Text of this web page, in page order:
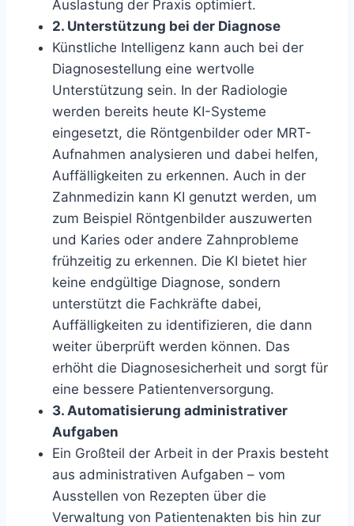
Auslastung der Praxis optimiert.
2. Unterstützung bei der Diagnose
Künstliche Intelligenz kann auch bei der
Diagnosestellung eine wertvolle
Unterstützung sein. In der Radiologie
werden bereits heute KI-Systeme
eingesetzt, die Röntgenbilder oder MRT-
Aufnahmen analysieren und dabei helfen,
Auffälligkeiten zu erkennen. Auch in der
Zahnmedizin kann KI genutzt werden, um
zum Beispiel Röntgenbilder auszuwerten
und Karies oder andere Zahnprobleme
frühzeitig zu erkennen. Die KI bietet hier
keine endgültige Diagnose, sondern
unterstützt die Fachkräfte dabei,
Auffälligkeiten zu identifizieren, die dann
weiter überprüft werden können. Das
erhöht die Diagnosesicherheit und sorgt für
eine bessere Patientenversorgung.
3. Automatisierung administrativer
Aufgaben
Ein Großteil der Arbeit in der Praxis besteht
aus administrativen Aufgaben – vom
Ausstellen von Rezepten über die
Verwaltung von Patientenakten bis hin zur